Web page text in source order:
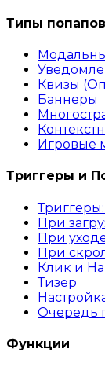
Типы попапов
Квизы
Баннеры
Игровые
Триггеры и
При
При
При
Клик и
Тизер
Очередь
Функции